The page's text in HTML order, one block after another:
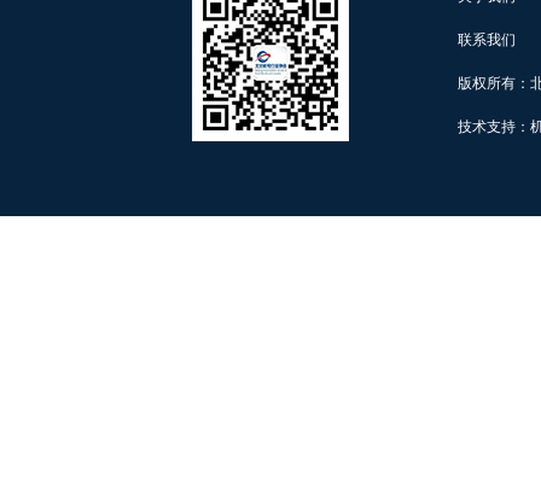
联系我们
版权所有：
技术支持：